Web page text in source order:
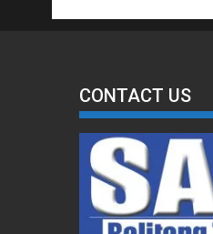
CONTACT US